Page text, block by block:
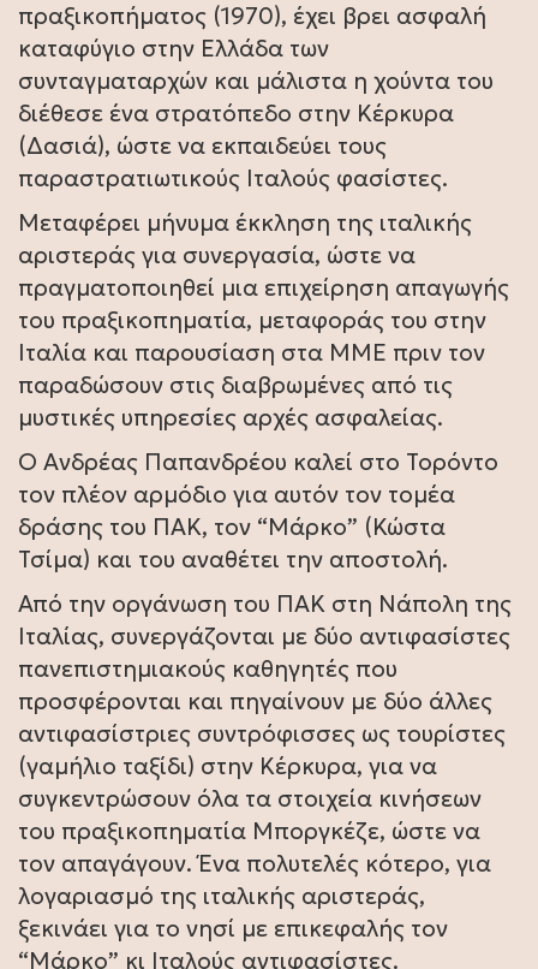
πραξικοπήματος (1970), έχει βρει ασφαλή
καταφύγιο στην Ελλάδα των
συνταγματαρχών και μάλιστα η χούντα του
διέθεσε ένα στρατόπεδο στην Κέρκυρα
(Δασιά), ώστε να εκπαιδεύει τους
παραστρατιωτικούς Ιταλούς φασίστες.
Μεταφέρει μήνυμα έκκληση της ιταλικής
αριστεράς για συνεργασία, ώστε να
πραγματοποιηθεί μια επιχείρηση απαγωγής
του πραξικοπηματία, μεταφοράς του στην
Ιταλία και παρουσίαση στα ΜΜΕ πριν τον
παραδώσουν στις διαβρωμένες από τις
μυστικές υπηρεσίες αρχές ασφαλείας.
Ο Ανδρέας Παπανδρέου καλεί στο Τορόντο
τον πλέον αρμόδιο για αυτόν τον τομέα
δράσης του ΠΑΚ, τον “Μάρκο” (Κώστα
Τσίμα) και του αναθέτει την αποστολή.
Από την οργάνωση του ΠΑΚ στη Νάπολη της
Ιταλίας, συνεργάζονται με δύο αντιφασίστες
πανεπιστημιακούς καθηγητές που
προσφέρονται και πηγαίνουν με δύο άλλες
αντιφασίστριες συντρόφισσες ως τουρίστες
(γαμήλιο ταξίδι) στην Κέρκυρα, για να
συγκεντρώσουν όλα τα στοιχεία κινήσεων
του πραξικοπηματία Μποργκέζε, ώστε να
τον απαγάγουν. Ένα πολυτελές κότερο, για
λογαριασμό της ιταλικής αριστεράς,
ξεκινάει για το νησί με επικεφαλής τον
“Μάρκο” κι Ιταλούς αντιφασίστες.